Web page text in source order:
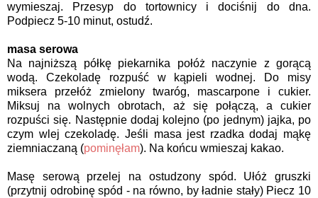
wymieszaj. Przesyp do tortownicy i dociśnij do dna.
Podpiecz 5-10 minut, ostudź.
masa serowa
Na najniższą półkę piekarnika połóż naczynie z gorącą
wodą. Czekoladę rozpuść w kąpieli wodnej. Do misy
miksera przełóż zmielony twaróg, mascarpone i cukier.
Miksuj na wolnych obrotach, aż się połączą, a cukier
rozpuści się. Następnie dodaj kolejno (po jednym) jajka, po
czym wlej czekoladę. Jeśli masa jest rzadka dodaj mąkę
ziemniaczaną (pominęłam). Na końcu wmieszaj kakao.
Masę serową przelej na ostudzony spód. Ułóż gruszki
(przytnij odrobinę spód - na równo, by ładnie stały) Piecz 10